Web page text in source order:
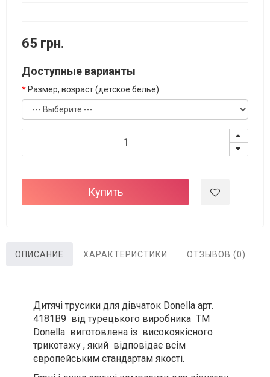
65 грн.
Доступные варианты
Размер, возраст (детское белье)
Купить
ОПИСАНИЕ ХАРАКТЕРИСТИКИ ОТЗЫВОВ (0)
Дитячі трусики для дівчаток Donella арт.
4181B9 від турецького виробника ТМ
Donella виготовлена із високоякісного
трикотажу , який відповідає всім
європейським стандартам якості.